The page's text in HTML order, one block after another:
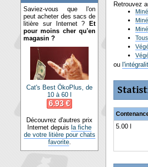
Saviez-vous que l'on
peut acheter des sacs de
litière sur Internet ?
Et
pour moins cher qu'en
magasin ?
Cat's Best ÖkoPlus, de
10 à 60 l
6.93 €
Découvrez d'autres prix
Internet depuis la fiche
de votre litière pour chats
favorite.
Retrouvez
ou
5.00 l